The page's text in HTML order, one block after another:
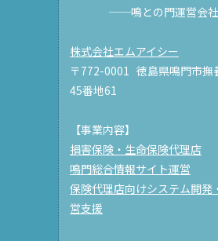
──鳴との門運営会
株式会社エムアイシー
〒772-0001 徳島県鳴門市撫
45番地61
【事業内容】
損害保険・生命保険代理店
鳴門総合情報サイト運営
保険代理店向けシステム開発
営支援